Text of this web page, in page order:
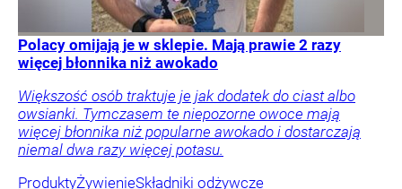
Polacy omijają je w sklepie. Mają prawie 2 razy
więcej błonnika niż awokado
Większość osób traktuje je jak dodatek do ciast albo
owsianki. Tymczasem te niepozorne owoce mają
więcej błonnika niż popularne awokado i dostarczają
niemal dwa razy więcej potasu.
ProduktyŻywienieSkładniki odżywcze